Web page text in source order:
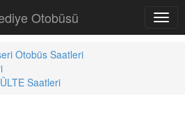
Otobüsü
Otobüs Saatleri
Saatleri